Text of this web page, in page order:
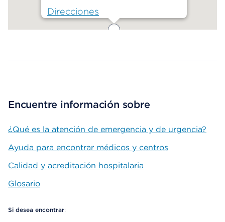
Direcciones
Encuentre información sobre
¿Qué es la atención de emergencia y de urgencia?
Ayuda para encontrar médicos y centros
Calidad y acreditación hospitalaria
Glosario
Si desea encontrar: